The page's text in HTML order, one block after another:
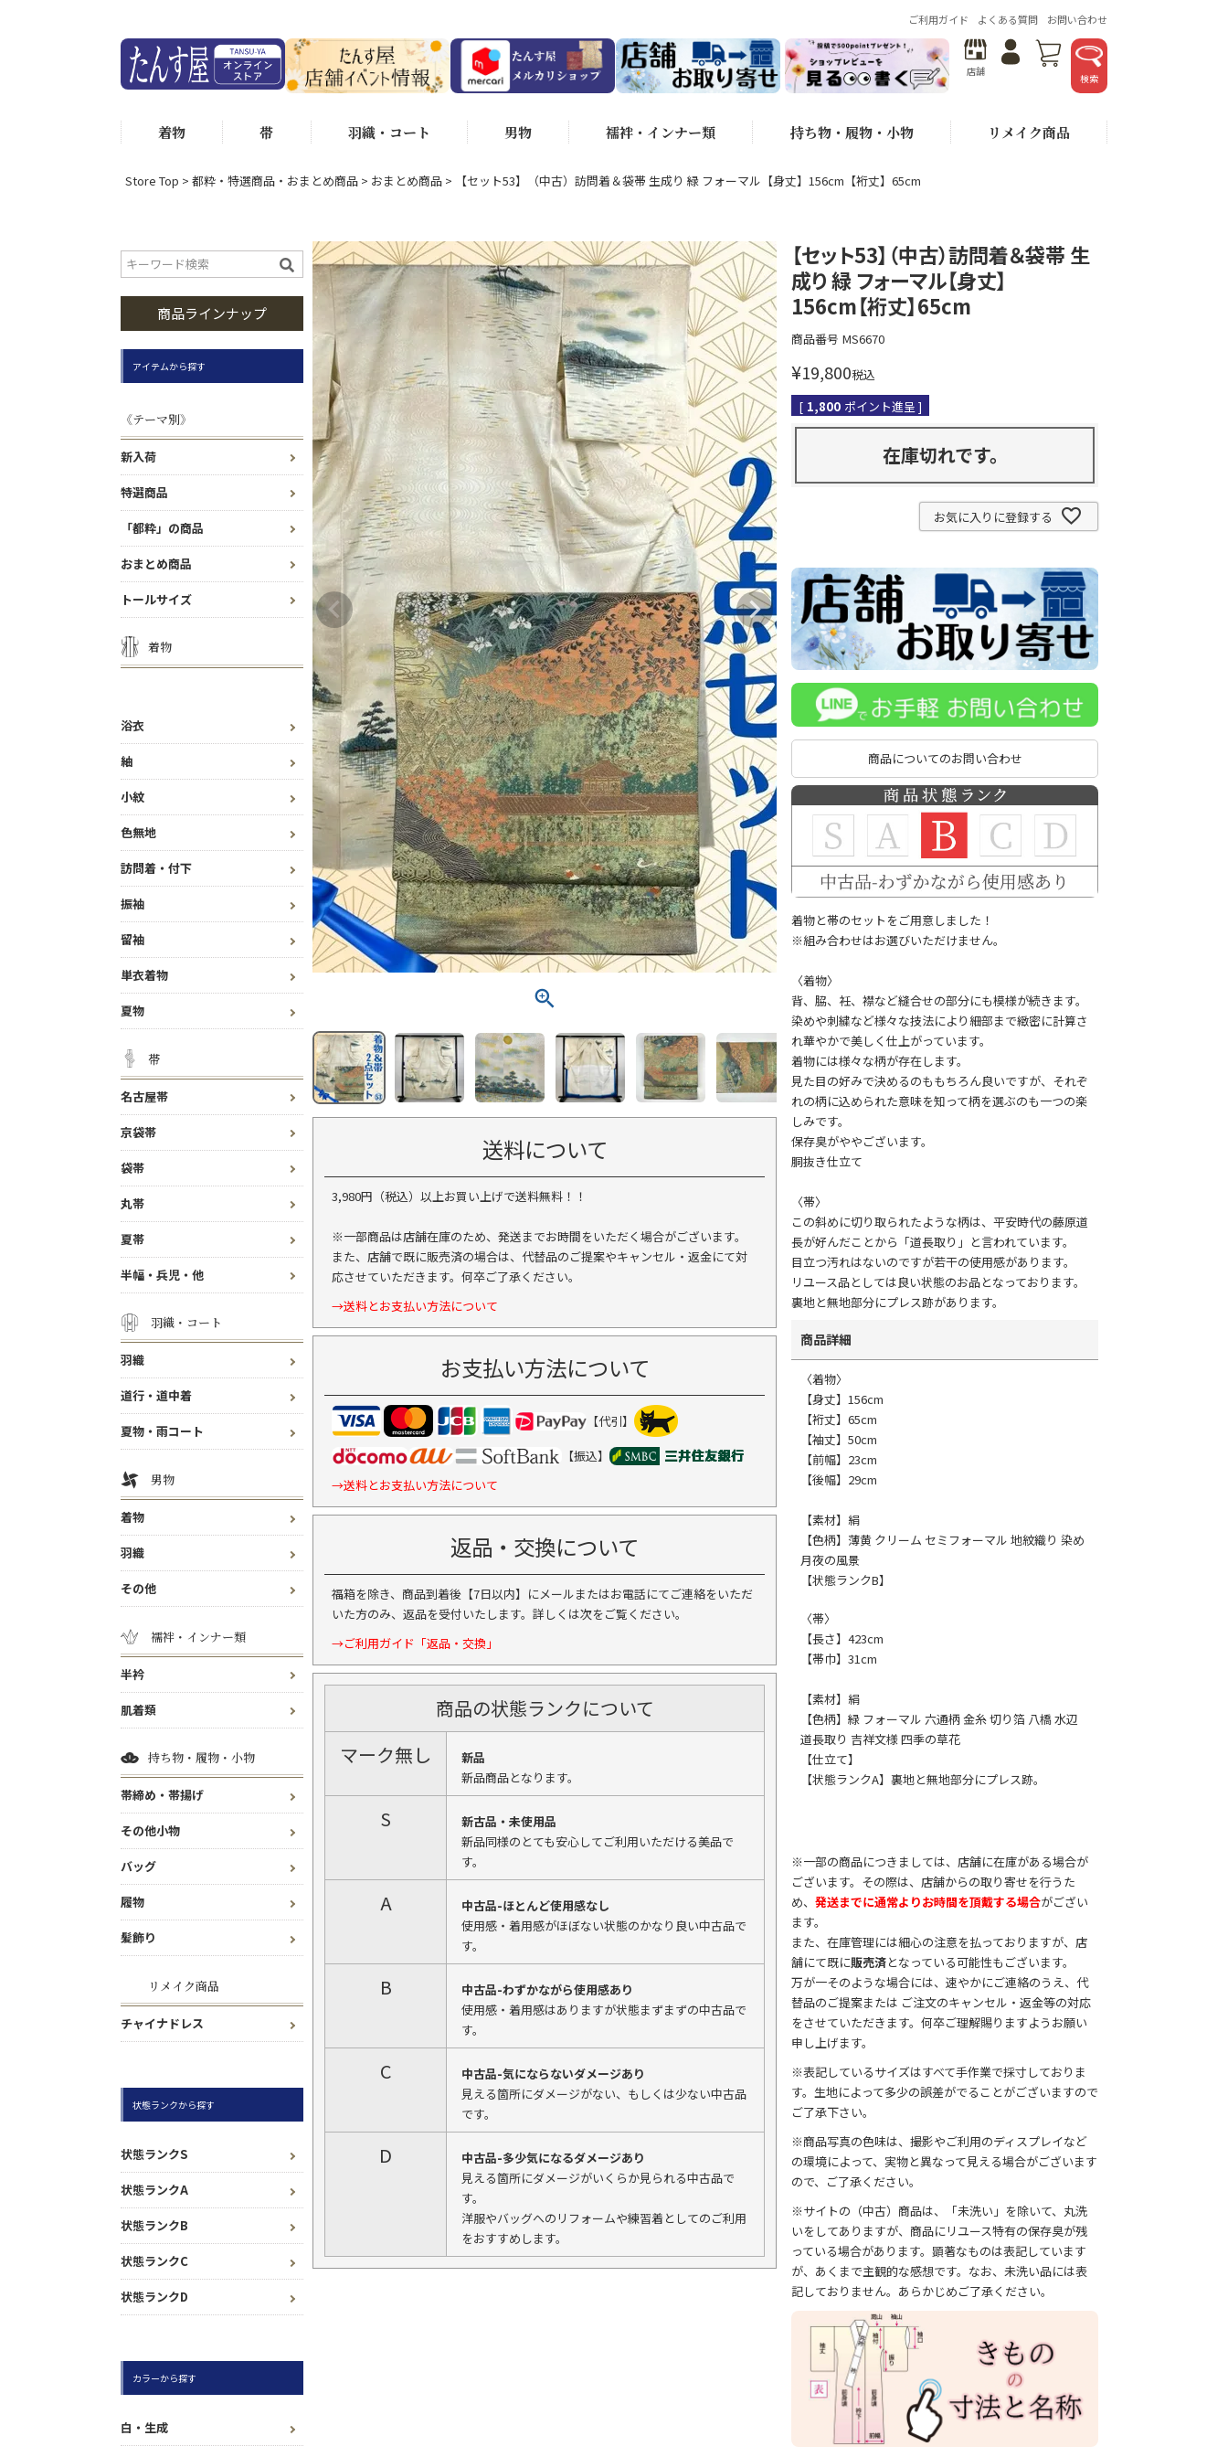
ご利用ガイド よくある質問 お問い合わせ
店舗
検索
着物 帯 羽織・コート 男物 襦袢・インナー類 持ち物・履物・小物 リメイク商品
Store Top 都粋・特選商品・おまとめ商品 おまとめ商品 【セット53】（中古）訪問着＆袋帯 生成り 緑 フォーマル【身丈】156cm【裄丈】65cm
商品ラインナップ
アイテムから探す
《テーマ別》
新入荷
特選商品
「都粋」の商品
おまとめ商品
トールサイズ
着物
浴衣
紬
小紋
色無地
訪問着・付下
振袖
留袖
単衣着物
夏物
帯
名古屋帯
京袋帯
袋帯
丸帯
夏帯
半幅・兵児・他
羽織・コート
羽織
道行・道中着
夏物・雨コート
男物
着物
羽織
その他
襦袢・インナー類
半衿
肌着類
持ち物・履物・小物
帯締め・帯揚げ
その他小物
バッグ
履物
髪飾り
リメイク商品
チャイナドレス
状態ランクから探す
状態ランクS
状態ランクA
状態ランクB
状態ランクC
状態ランクD
カラーから探す
白・生成
送料について
3,980円（税込）以上お買い上げで送料無料！！
※一部商品は店舗在庫のため、発送までお時間をいただく場合がございます。
また、店舗で既に販売済の場合は、代替品のご提案やキャンセル・返金にて対
応させていただきます。何卒ご了承ください。
→送料とお支払い方法について
お支払い方法について
【代引】
【振込】
→送料とお支払い方法について
返品・交換について
福箱を除き、商品到着後【7日以内】にメールまたはお電話にてご連絡をいただ
いた方のみ、返品を受付いたします。詳しくは次をご覧ください。
→ご利用ガイド「返品・交換」
商品の状態ランクについて
マーク無し
新品
新品商品となります。
S
新古品・未使用品
新品同様のとても安心してご利用いただける美品で
す。
A
中古品-ほとんど使用感なし
使用感・着用感がほぼない状態のかなり良い中古品で
す。
B
中古品-わずかながら使用感あり
使用感・着用感はありますが状態まずまずの中古品で
す。
C
中古品-気にならないダメージあり
見える箇所にダメージがない、もしくは少ない中古品
です。
D
中古品-多少気になるダメージあり
見える箇所にダメージがいくらか見られる中古品で
す。
洋服やバッグへのリフォームや練習着としてのご利用
をおすすめします。
【セット53】（中古）訪問着＆袋帯 生
成り 緑 フォーマル【身丈】
156cm【裄丈】65cm
商品番号 MS6670
¥19,800税込
[ 1,800 ポイント進呈 ]
在庫切れです。
お気に入りに登録する
商品についてのお問い合わせ
着物と帯のセットをご用意しました！
※組み合わせはお選びいただけません。
〈着物〉
背、脇、衽、襟など縫合せの部分にも模様が続きます。
染めや刺繍など様々な技法により細部まで緻密に計算さ
れ華やかで美しく仕上がっています。
着物には様々な柄が存在します。
見た目の好みで決めるのももちろん良いですが、それぞ
れの柄に込められた意味を知って柄を選ぶのも一つの楽
しみです。
保存臭がややございます。
胴抜き仕立て
〈帯〉
この斜めに切り取られたような柄は、平安時代の藤原道
長が好んだことから「道長取り」と言われています。
目立つ汚れはないのですが若干の使用感があります。
リユース品としては良い状態のお品となっております。
裏地と無地部分にプレス跡があります。
商品詳細
〈着物〉
【身丈】156cm
【裄丈】65cm
【袖丈】50cm
【前幅】23cm
【後幅】29cm
【素材】絹
【色柄】薄黄 クリーム セミフォーマル 地紋織り 染め
月夜の風景
【状態ランクB】
〈帯〉
【長さ】423cm
【帯巾】31cm
【素材】絹
【色柄】緑 フォーマル 六通柄 金糸 切り箔 八橋 水辺
道長取り 吉祥文様 四季の草花
【仕立て】
【状態ランクA】裏地と無地部分にプレス跡。
※一部の商品につきましては、店舗に在庫がある場合が
ございます。その際は、店舗からの取り寄せを行うた
め、 発送までに通常よりお時間を頂戴する場合がござい
ます。
また、在庫管理には細心の注意を払っておりますが、店
舗にて既に販売済となっている可能性もございます。
万が一そのような場合には、速やかにご連絡のうえ、代
替品のご提案または ご注文のキャンセル・返金等の対応
をさせていただきます。何卒ご理解賜りますようお願い
申し上げます。
※表記しているサイズはすべて手作業で採寸しておりま
す。生地によって多少の誤差がでることがございますので
ご了承下さい。
※商品写真の色味は、撮影やご利用のディスプレイなど
の環境によって、実物と異なって見える場合がございます
ので、ご了承ください。
※サイトの（中古）商品は、「未洗い」を除いて、丸洗
いをしてありますが、商品にリユース特有の保存臭が残
っている場合があります。顕著なものは表記しています
が、あくまで主観的な感想です。なお、未洗い品には表
記しておりません。あらかじめご了承ください。